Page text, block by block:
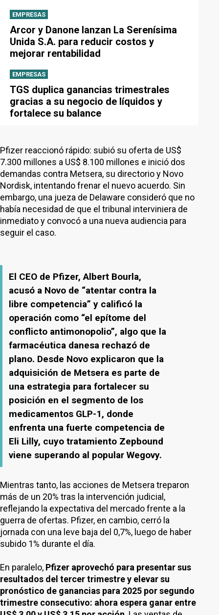
EMPRESAS
Arcor y Danone lanzan La Serenísima
Unida S.A. para reducir costos y
mejorar rentabilidad
EMPRESAS
TGS duplica ganancias trimestrales
gracias a su negocio de líquidos y
fortalece su balance
Pfizer reaccionó rápido: subió su oferta de US$
7.300 millones a US$ 8.100 millones e inició dos
demandas contra Metsera, su directorio y Novo
Nordisk, intentando frenar el nuevo acuerdo. Sin
embargo, una jueza de Delaware consideró que no
había necesidad de que el tribunal interviniera de
inmediato y convocó a una nueva audiencia para
seguir el caso.
El CEO de Pfizer, Albert Bourla,
acusó a Novo de “atentar contra la
libre competencia” y calificó la
operación como “el epítome del
conflicto antimonopolio”, algo que la
farmacéutica danesa rechazó de
plano. Desde Novo explicaron que la
adquisición de Metsera es parte de
una estrategia para fortalecer su
posición en el segmento de los
medicamentos GLP-1, donde
enfrenta una fuerte competencia de
Eli Lilly, cuyo tratamiento Zepbound
viene superando al popular Wegovy.
Mientras tanto, las acciones de Metsera treparon
más de un 20% tras la intervención judicial,
reflejando la expectativa del mercado frente a la
guerra de ofertas. Pfizer, en cambio, cerró la
jornada con una leve baja del 0,7%, luego de haber
subido 1% durante el día.
En paralelo, Pfizer aprovechó para presentar sus
resultados del tercer trimestre y elevar su
pronóstico de ganancias para 2025 por segundo
trimestre consecutivo: ahora espera ganar entre